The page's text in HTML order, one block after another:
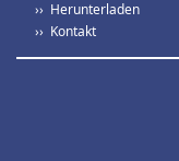
›› Herunterladen
›› Kontakt